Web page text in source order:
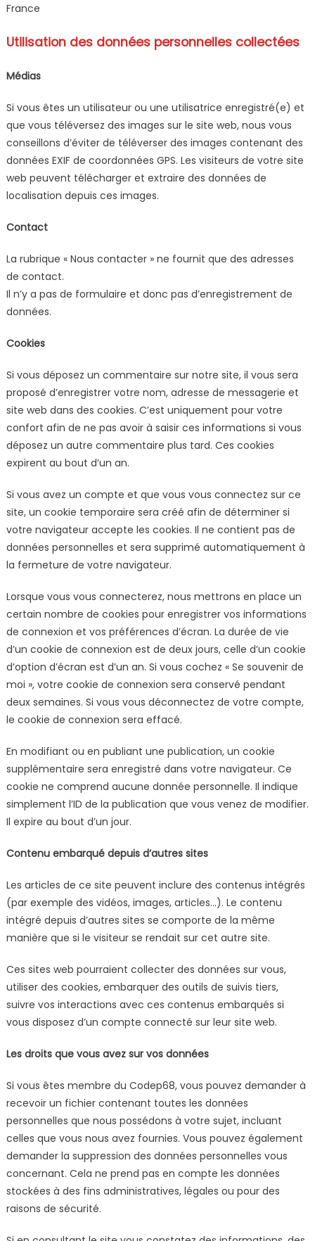
France
Utilisation des données personnelles collectées
Médias
Si vous êtes un utilisateur ou une utilisatrice enregistré(e) et
que vous téléversez des images sur le site web, nous vous
conseillons d’éviter de téléverser des images contenant des
données EXIF de coordonnées GPS. Les visiteurs de votre site
web peuvent télécharger et extraire des données de
localisation depuis ces images.
Contact
La rubrique « Nous contacter » ne fournit que des adresses
de contact.
Il n’y a pas de formulaire et donc pas d’enregistrement de
données.
Cookies
Si vous déposez un commentaire sur notre site, il vous sera
proposé d’enregistrer votre nom, adresse de messagerie et
site web dans des cookies. C’est uniquement pour votre
confort afin de ne pas avoir à saisir ces informations si vous
déposez un autre commentaire plus tard. Ces cookies
expirent au bout d’un an.
Si vous avez un compte et que vous vous connectez sur ce
site, un cookie temporaire sera créé afin de déterminer si
votre navigateur accepte les cookies. Il ne contient pas de
données personnelles et sera supprimé automatiquement à
la fermeture de votre navigateur.
Lorsque vous vous connecterez, nous mettrons en place un
certain nombre de cookies pour enregistrer vos informations
de connexion et vos préférences d’écran. La durée de vie
d’un cookie de connexion est de deux jours, celle d’un cookie
d’option d’écran est d’un an. Si vous cochez « Se souvenir de
moi », votre cookie de connexion sera conservé pendant
deux semaines. Si vous vous déconnectez de votre compte,
le cookie de connexion sera effacé.
En modifiant ou en publiant une publication, un cookie
supplémentaire sera enregistré dans votre navigateur. Ce
cookie ne comprend aucune donnée personnelle. Il indique
simplement l’ID de la publication que vous venez de modifier.
Il expire au bout d’un jour.
Contenu embarqué depuis d’autres sites
Les articles de ce site peuvent inclure des contenus intégrés
(par exemple des vidéos, images, articles…). Le contenu
intégré depuis d’autres sites se comporte de la même
manière que si le visiteur se rendait sur cet autre site.
Ces sites web pourraient collecter des données sur vous,
utiliser des cookies, embarquer des outils de suivis tiers,
suivre vos interactions avec ces contenus embarqués si
vous disposez d’un compte connecté sur leur site web.
Les droits que vous avez sur vos données
Si vous êtes membre du Codep68, vous pouvez demander à
recevoir un fichier contenant toutes les données
personnelles que nous possédons à votre sujet, incluant
celles que vous nous avez fournies. Vous pouvez également
demander la suppression des données personnelles vous
concernant. Cela ne prend pas en compte les données
stockées à des fins administratives, légales ou pour des
raisons de sécurité.